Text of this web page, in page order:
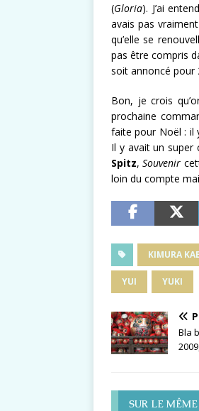
(Gloria). J’ai
avais pas
qu’elle se
pas être compris
soit annoncé pour
Bon, je crois
prochaine
faite pour Noël : il
Il y avait un super
Spitz,Souvenir
loin du compte
KIMURA
YUI YUKI
Bla
SUR LE